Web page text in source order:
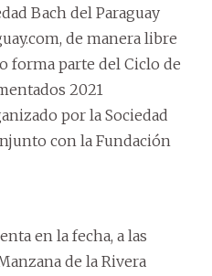
Bach del Paraguay
de manera libre
forma parte del Ciclo de
2021
por la Sociedad
con la Fundación
en la fecha, a las
de la Rivera